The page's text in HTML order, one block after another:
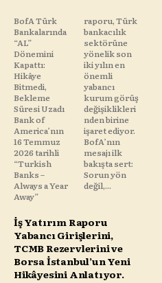
BofA Türk
Bankalarında
“AL”
Dönemini
Kapattı:
Hikâye
Bitmedi,
Bekleme
Süresi Uzadı
Bank of
America’nın
16 Temmuz
2026 tarihli
“Turkish
Banks –
Always a Year
Away”
raporu, Türk
bankacılık
sektörüne
yönelik son
iki yılın en
önemli
yabancı
kurum görüş
değişiklikleri
nden birine
işaret ediyor.
BofA’nın
mesajı ilk
bakışta sert:
Sorun yön
değil,...
İş Yatırım Raporu
Yabancı Girişlerini,
TCMB Rezervlerini ve
Borsa İstanbul’un Yeni
Hikâyesini Anlatıyor.